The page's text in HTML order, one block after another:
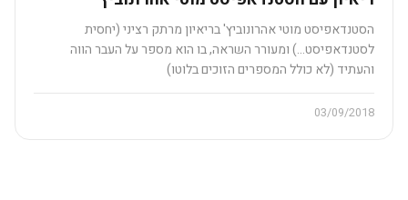
הסטנדאפיסט מוטי אהרונוביץ' בריאיון מרתק רציני (יחסית
לסטנדאפיסט…) ומעורר השראה, בו הוא מספר על העבר הווה
והעתיד (לא כולל המספרים הזוכים בלוטו)
03/09/2018